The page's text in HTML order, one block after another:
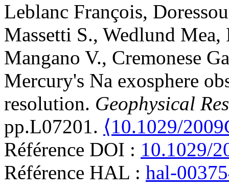
Leblanc François,
Massetti S., Wedlund Mea,
Mangano V., Cremonese
Mercury's Na exosphere
resolution. Geophysical
pp.L07201. ⟨10.1029/
Référence DOI : 10.1029/
Référence HAL : hal-